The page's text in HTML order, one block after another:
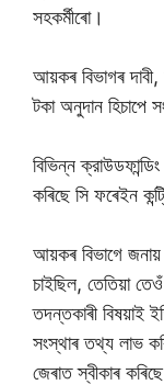
সহকৰ্মীৰো।
আয়কৰ বিভাগৰ
টকা অনুদান হিচাপে
বিভিন্ন
কৰিছে সি ফৰেইন
আয়কৰ বিভাগে জনায়
চাইছিল, তেতিয়া
তদন্তকাৰী বিষয়াই
সংস্থাৰ তথ্য লাভ
জেৰাত স্বীকাৰ